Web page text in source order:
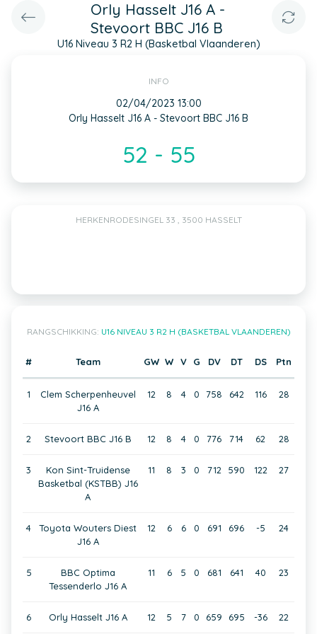
Orly Hasselt J16 A -
Stevoort BBC J16 B
U16 Niveau 3 R2 H (Basketbal Vlaanderen)
INFO
02/04/2023 13:00
Orly Hasselt J16 A - Stevoort BBC J16 B
52 - 55
HERKENRODESINGEL 33 , 3500 HASSELT
RANGSCHIKKING: U16 NIVEAU 3 R2 H (BASKETBAL VLAANDEREN)
# Team GW W V G DV DT DS Ptn
1
Clem Scherpenheuvel
J16 A
12 8 4 0 758 642 116 28
2 Stevoort BBC J16 B 12 8 4 0 776 714 62 28
3
Kon Sint-Truidense
Basketbal (KSTBB) J16
A
11 8 3 0 712 590 122 27
4
Toyota Wouters Diest
J16 A
12 6 6 0 691 696 -5 24
5
BBC Optima
Tessenderlo J16 A
11 6 5 0 681 641 40 23
6 Orly Hasselt J16 A 12 5 7 0 659 695 -36 22